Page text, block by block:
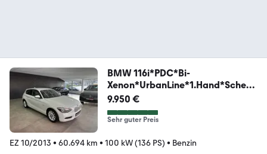
BMW 116i*PDC*Bi-
Xenon*UrbanLine*1.Hand*Scheck
heft*
9.950 €
Sehr guter Preis
EZ 10/2013 • 60.694 km • 100 kW (136 PS) • Benzin